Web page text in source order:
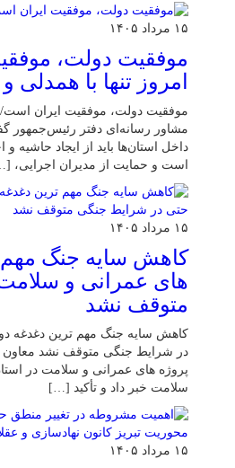
۱۵ مرداد ۱۴۰۵
موفقیت دولت،
امروز تنها با
موفقیت دولت، موفقیت ایران است/
مشاور رسانه‌ای دفتر رئیس‌جمهور
داخل استان‌ها باید از ایجاد حاشیه
است و حمایت از مدیران اجرایی،
۱۵ مرداد ۱۴۰۵
کاهش سایه جنگ مهم
‌های عمرانی و
متوقف نشد
کاهش سایه جنگ مهم ‌ترین دغدغه
در شرایط جنگی متوقف نشد معاون
سلامت خبر داد و تأکید […]
۱۵ مرداد ۱۴۰۵